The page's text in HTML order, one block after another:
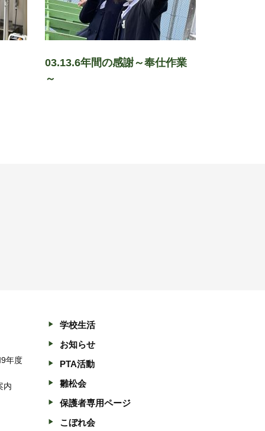
03.13.6年間の感謝～奉仕作業
～
年度
内
学校生活
お知らせ
PTA活動
雛松会
保護者専用ページ
こぼれ会